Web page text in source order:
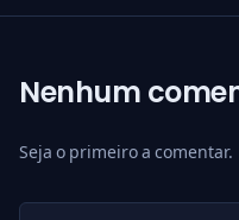
Nenhum
Seja o primeiro a comentar.